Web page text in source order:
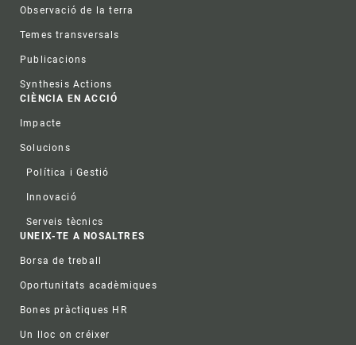
Observació de la terra
Temes transversals
Publicacions
Synthesis Actions
CIÈNCIA EN ACCIÓ
Impacte
Solucions
Política i Gestió
Innovació
Serveis tècnics
UNEIX-TE A NOSALTRES
Borsa de treball
Oportunitats acadèmiques
Bones pràctiques HR
Un lloc on créixer